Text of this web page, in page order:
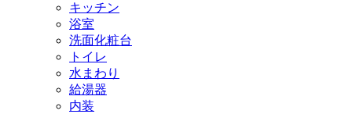
キッチン
浴室
洗面化粧台
トイレ
水まわり
給湯器
内装